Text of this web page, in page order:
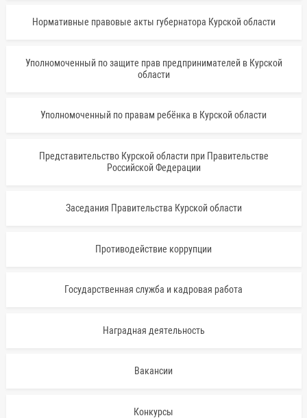
Нормативные правовые акты губернатора Курской области
Уполномоченный по защите прав предпринимателей в Курской
области
Уполномоченный по правам ребёнка в Курской области
Представительство Курской области при Правительстве
Российской Федерации
Заседания Правительства Курской области
Противодействие коррупции
Государственная служба и кадровая работа
Наградная деятельность
Вакансии
Конкурсы